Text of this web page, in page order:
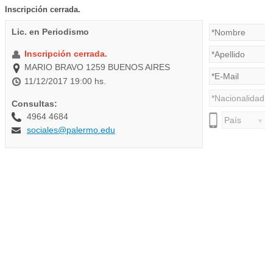
Inscripción cerrada.
Lic. en Periodismo
Inscripción cerrada.
MARIO BRAVO 1259 BUENOS AIRES
11/12/2017 19:00 hs.
Consultas:
4964 4684
sociales@palermo.edu